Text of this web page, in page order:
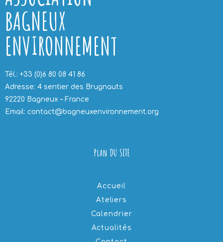
BAGNEUX
ENVIRONNEMENT
Tél.: +33 (0)6 80 08 41 86
Adresse: 4 sentier des Brugnauts
92220 Bagneux – France
Email: contact@bagneuxenvironnement.org
Plan DU SITE
Accueil
Ateliers
Calendrier
Actualités